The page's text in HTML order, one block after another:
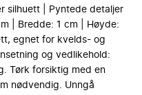
silhuett | Pyntede detaljer
| Bredde: 1 cm | Høyde:
egnet for kvelds- og
og vedlikehold:
Tørk forsiktig med en
nødvendig. Unngå